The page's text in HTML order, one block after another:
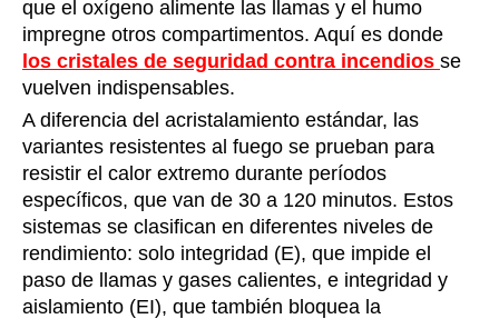
que el oxígeno alimente las llamas y el humo
impregne otros compartimentos. Aquí es donde
los cristales de seguridad contra incendios se
vuelven indispensables.
A diferencia del acristalamiento estándar, las
variantes resistentes al fuego se prueban para
resistir el calor extremo durante períodos
específicos, que van de 30 a 120 minutos. Estos
sistemas se clasifican en diferentes niveles de
rendimiento: solo integridad (E), que impide el
paso de llamas y gases calientes, e integridad y
aislamiento (EI), que también bloquea la